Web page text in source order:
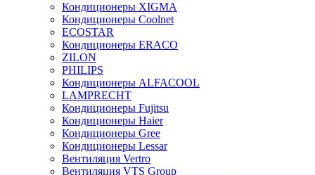
Кондиционеры XIGMA
Кондиционеры Coolnet
ECOSTAR
Кондиционеры ERACO
ZILON
PHILIPS
Кондиционеры ALFACOOL
LAMPRECHT
Кондиционеры Fujitsu
Кондиционеры Haier
Кондиционеры Gree
Кондиционеры Lessar
Вентиляция Vertro
Вентиляция VTS Group